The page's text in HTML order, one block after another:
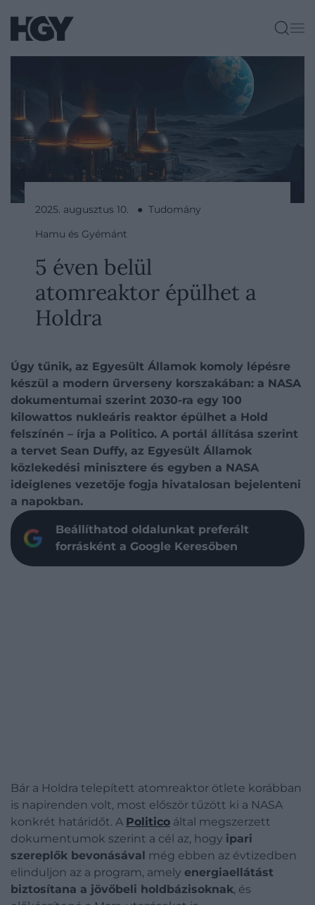
2025. augusztus 10. ● Tudomány
Hamu és Gyémánt
5 éven belül
atomreaktor épülhet a
Holdra
Úgy tűnik, az Egyesült Államok komoly lépésre
készül a modern űrverseny korszakában: a NASA
dokumentumai szerint 2030-ra egy 100
kilowattos nukleáris reaktor épülhet a Hold
felszínén – írja a Politico. A portál állítása szerint
a tervet Sean Duffy, az Egyesült Államok
közlekedési minisztere és egyben a NASA
ideiglenes vezetője fogja hivatalosan bejelenteni
a napokban.
Beállíthatod oldalunkat preferált
forrásként a Google Keresőben
Bár a Holdra telepített atomreaktor ötlete korábban
is napirenden volt, most először tűzött ki a NASA
konkrét határidőt. A Politico által megszerzett
dokumentumok szerint a cél az, hogy ipari
szereplők bevonásával még ebben az évtizedben
elinduljon az a program, amely energiaellátást
biztosítana a jövőbeli holdbázisoknak, és